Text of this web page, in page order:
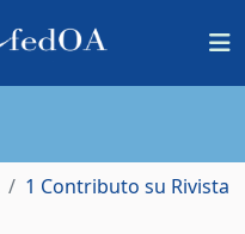
1 Contributo su Rivista